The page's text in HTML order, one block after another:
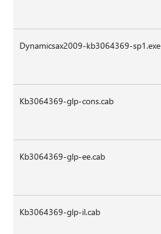
Dynamicsax2009-kb3064369-sp1.exe
Kb3064369-glp-cons.cab
Kb3064369-glp-ee.cab
Kb3064369-glp-il.cab